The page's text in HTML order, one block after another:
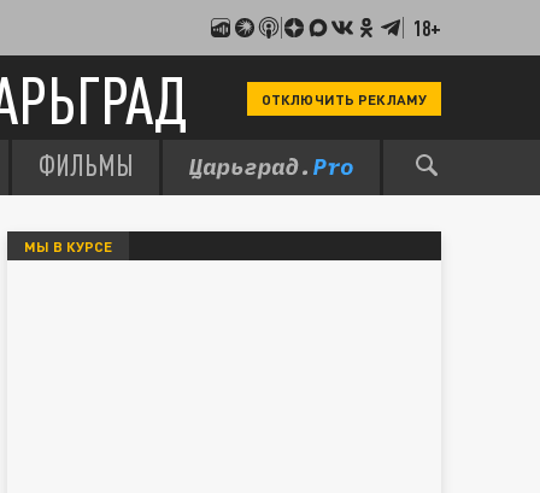
18+
ОТКЛЮЧИТЬ РЕКЛАМУ
ФИЛЬМЫ
МЫ В КУРСЕ